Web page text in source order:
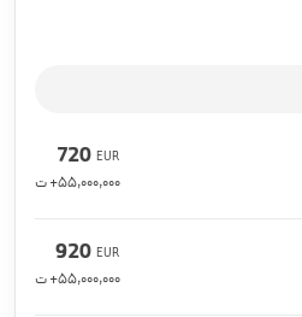
EUR
720
55,000,000+ ت
EUR
920
55,000,000+ ت